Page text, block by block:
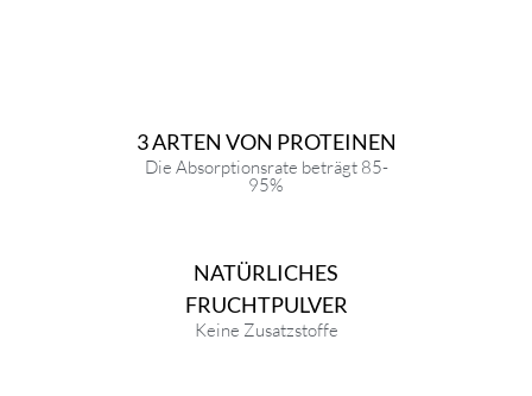
3 ARTEN VON PROTEINEN
Die Absorptionsrate beträgt 85-
95%
NATÜRLICHES
FRUCHTPULVER
Keine Zusatzstoffe